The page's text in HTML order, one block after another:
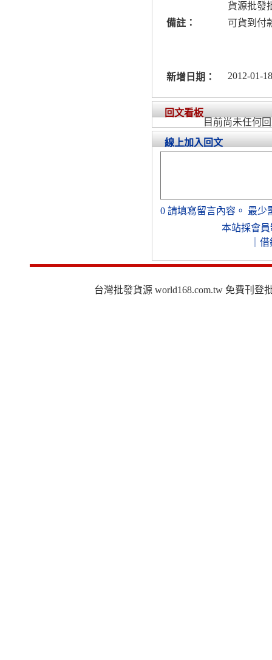
貨源批發
備註：
可貨到付
新增日期： 2012-01-
回文看板
目前尚未任何
線上加入回文
0 請填寫留言內容。 最少
本站採會員
借
台灣批發貨源 world168.com.tw 免費刊登